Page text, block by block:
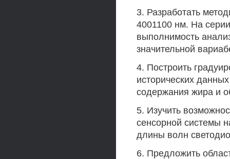
3. Разработать
4001100 нм. На
выполнимость
значительной
4. Построить
исторических
содержания жира и
5. Изучить
сенсорной системы
длины волн
6. Предложить